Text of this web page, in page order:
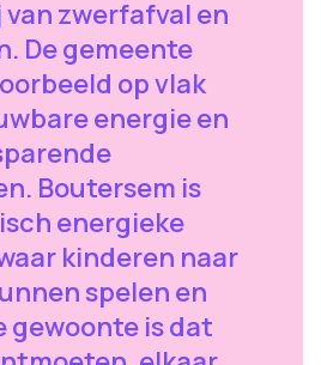
zwerfafval en
De gemeente
op vlak
energie en
Boutersem is
energieke
kinderen naar
spelen en
gewoonte is dat